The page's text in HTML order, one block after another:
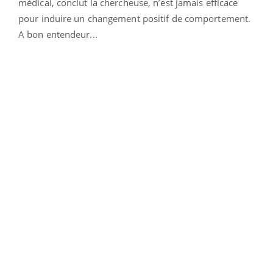
pour induire un changement positif de comportement.
A bon entendeur...